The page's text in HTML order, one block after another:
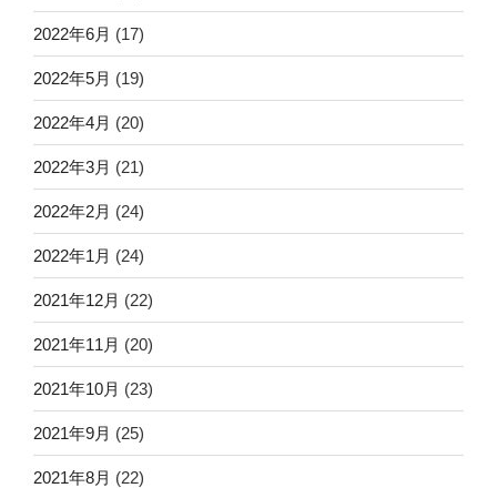
2022年6月 (17)
2022年5月 (19)
2022年4月 (20)
2022年3月 (21)
2022年2月 (24)
2022年1月 (24)
2021年12月 (22)
2021年11月 (20)
2021年10月 (23)
2021年9月 (25)
2021年8月 (22)